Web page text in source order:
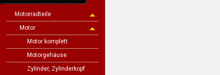
Motorradteile
Motor
Motor komplett
Motorgehäuse
Zylinder, Zylinderkopf